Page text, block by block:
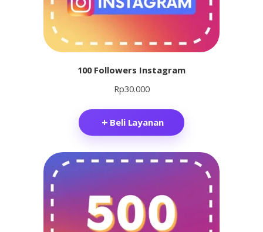
100 Followers Instagram
Rp30.000
Beli Layanan